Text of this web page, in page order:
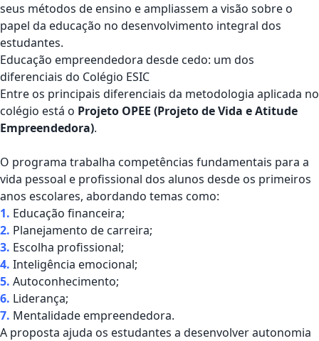
seus métodos de ensino e ampliassem a visão sobre o
papel da educação no desenvolvimento integral dos
estudantes.
Educação empreendedora desde cedo: um dos
diferenciais do Colégio ESIC
Entre os principais diferenciais da metodologia aplicada no
colégio está o Projeto OPEE (Projeto de Vida e Atitude
Empreendedora).
O programa trabalha competências fundamentais para a
vida pessoal e profissional dos alunos desde os primeiros
anos escolares, abordando temas como:
1. Educação financeira;
2. Planejamento de carreira;
3. Escolha profissional;
4. Inteligência emocional;
5. Autoconhecimento;
6. Liderança;
7. Mentalidade empreendedora.
A proposta ajuda os estudantes a desenvolver autonomia